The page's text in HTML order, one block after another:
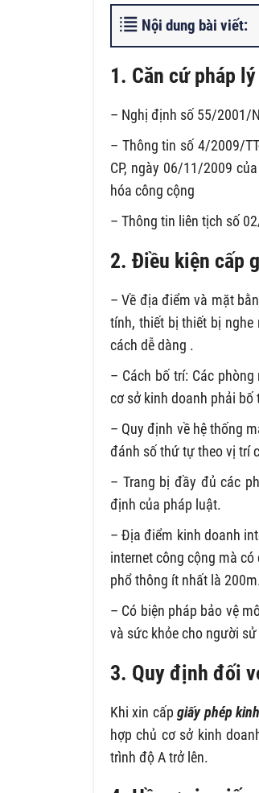
Nội dung bài viết:
1. Căn cứ pháp
– Nghị định số 55/2001/
– Thông tin số 4/2009/
CP, ngày 06/11/2009
hóa công cộng
– Thông tin liên tịch số
2. Điều kiện cấp
– Về địa điểm và mặt
tính, thiết bị thiết bị
cách dễ dàng .
– Cách bố trí: Các
cơ sở kinh doanh phải
– Quy định về hệ thống
đánh số thứ tự theo vị trí
– Trang bị đầy đủ các
định của pháp luật.
– Địa điểm kinh doanh
internet công cộng mà
phổ thông ít nhất là
– Có biện pháp bảo vệ
và sức khỏe cho người
3. Quy định đối
Khi xin cấpgiấy phép
hợp chủ cơ sở kinh
trình độ A trở lên.